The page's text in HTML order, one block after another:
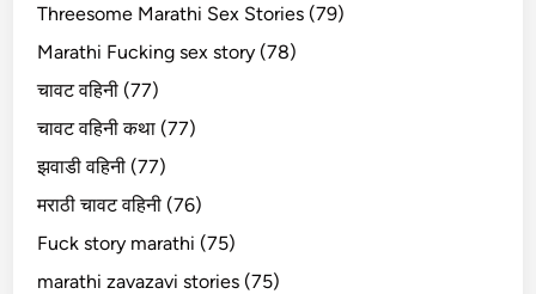
Threesome Marathi Sex Stories (79)
Marathi Fucking sex story (78)
चावट वहिनी (77)
चावट वहिनी कथा (77)
झवाडी वहिनी (77)
मराठी चावट वहिनी (76)
Fuck story marathi (75)
marathi zavazavi stories (75)